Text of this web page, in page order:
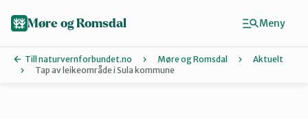
Møre og Romsdal
Till naturvernforbundet.no Møre og Romsdal
Aktuelt
Tap av leikeområde i Sula kommune